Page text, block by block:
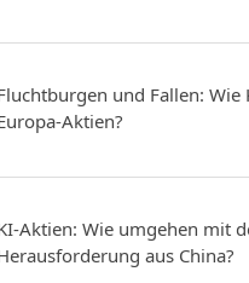
und Fallen: Wie
Aktien?
Aktien: Wie umgehen mit
aus China?